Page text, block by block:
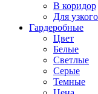
В коридор
Для
Гардеробные
Цвет
Белые
Светлые
Серые
Темные